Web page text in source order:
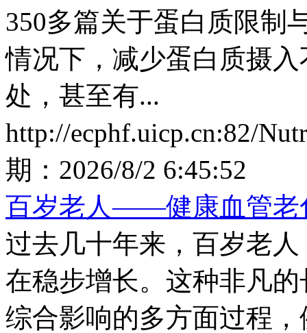
350多篇关于蛋白质限制
情况下，减少蛋白质摄
处，甚至有...
http://ecphf.uicp.cn:82/
期： 2026/8/2 6:45:52
百岁老人——健康血管老
过去几十年来，百岁老
在稳步增长。这种非凡
综合影响的多方面过程